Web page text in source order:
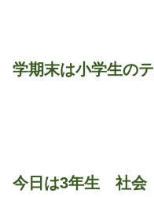
学期末は小学生の
今日は3年生 社会